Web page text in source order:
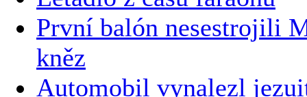
První balón nesestrojili
kněz
Automobil vynalezl